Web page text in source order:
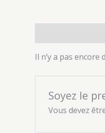
Il n’y a pas encore
Soyez le
Vous devez